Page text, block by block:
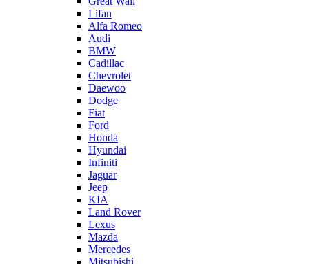
Lifan
Alfa Romeo
Audi
BMW
Cadillac
Chevrolet
Daewoo
Dodge
Fiat
Ford
Honda
Hyundai
Infiniti
Jaguar
Jeep
KIA
Land Rover
Lexus
Mazda
Mercedes
Mitsubishi